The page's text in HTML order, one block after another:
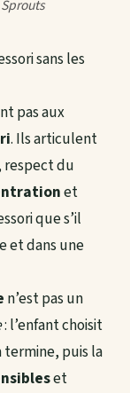
sans les
pas aux
. Ils articulent
respect du
et
que s’il
et dans une
n’est pas un
: l’enfant choisit
termine, puis la
et